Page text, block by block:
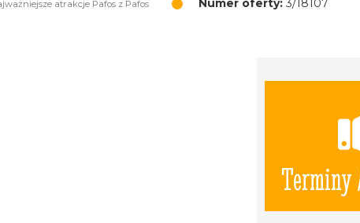
atrakcje Pafos z Pafos Numer oferty: 3/18107
Terminy